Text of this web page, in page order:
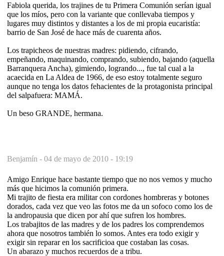
Fabiola querida, los trajines de tu Primera Comunión serían igual
que los míos, pero con la variante que conllevaba tiempos y
lugares muy distintos y distantes a los de mi propia eucaristía:
barrio de San José de hace más de cuarenta años.
Los trapicheos de nuestras madres: pidiendo, cifrando,
empeñando, maquinando, comprando, subiendo, bajando (aquella
Barranquera Ancha), gimiendo, logrando..., fue tal cual a la
acaecida en La Aldea de 1966, de eso estoy totalmente seguro
aunque no tenga los datos fehacientes de la protagonista principal
del salpafuera: MAMÁ.
Un beso GRANDE, hermana.
Benjamín - 04 de mayo de 2010 - 19:19
Amigo Enrique hace bastante tiempo que no nos vemos y mucho
más que hicimos la comunión primera.
Mi trajito de fiesta era militar con cordones hombreras y botones
dorados, cada vez que veo las fotos me da un sofoco como los de
la andropausia que dicen por ahí que sufren los hombres.
Los trabajitos de las madres y de los padres los comprendemos
ahora que nosotros también lo somos. Antes era todo exigir y
exigir sin reparar en los sacrificioa que costaban las cosas.
Un abarazo y muchos recuerdos de a tribu.